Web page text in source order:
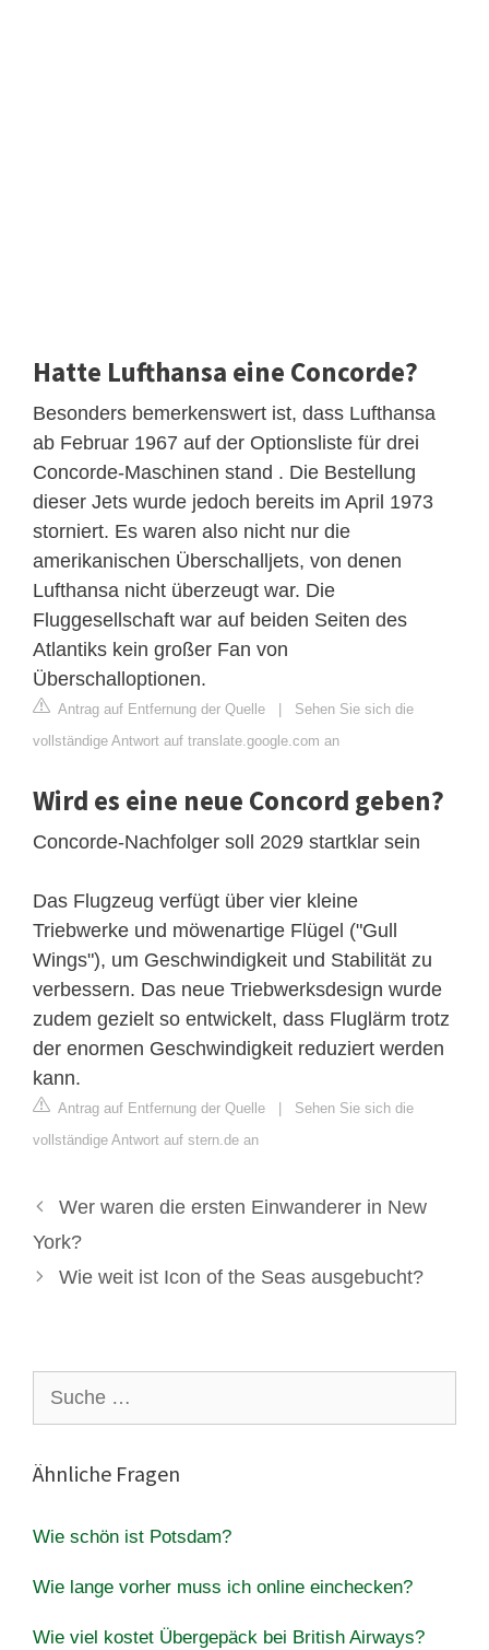
Hatte Lufthansa eine Concorde?
Besonders bemerkenswert ist, dass Lufthansa
ab Februar 1967 auf der Optionsliste für drei
Concorde-Maschinen stand . Die Bestellung
dieser Jets wurde jedoch bereits im April 1973
storniert. Es waren also nicht nur die
amerikanischen Überschalljets, von denen
Lufthansa nicht überzeugt war. Die
Fluggesellschaft war auf beiden Seiten des
Atlantiks kein großer Fan von
Überschalloptionen.
Antrag auf Entfernung der Quelle | Sehen Sie sich die
vollständige Antwort auf translate.google.com an
Wird es eine neue Concord geben?
Concorde-Nachfolger soll 2029 startklar sein
Das Flugzeug verfügt über vier kleine
Triebwerke und möwenartige Flügel ("Gull
Wings"), um Geschwindigkeit und Stabilität zu
verbessern. Das neue Triebwerksdesign wurde
zudem gezielt so entwickelt, dass Fluglärm trotz
der enormen Geschwindigkeit reduziert werden
kann.
Antrag auf Entfernung der Quelle | Sehen Sie sich die
vollständige Antwort auf stern.de an
Wer waren die ersten Einwanderer in New
York?
Wie weit ist Icon of the Seas ausgebucht?
nach:
Ähnliche Fragen
Wie schön ist Potsdam?
Wie lange vorher muss ich online einchecken?
Wie viel kostet Übergepäck bei British Airways?